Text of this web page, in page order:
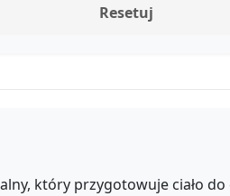
Resetuj
który przygotowuje ciało do